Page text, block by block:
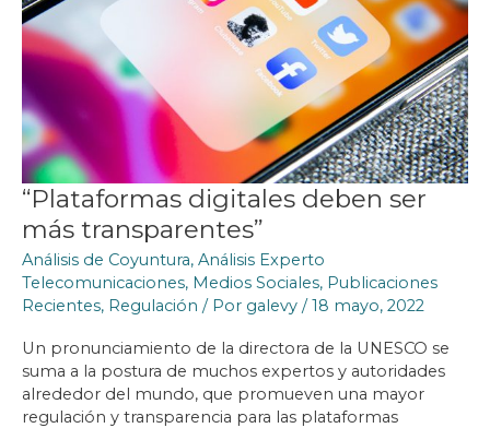
“Plataformas digitales deben ser
más transparentes”
Análisis de Coyuntura, Análisis Experto
Telecomunicaciones, Medios Sociales, Publicaciones
Recientes, Regulación / Por galevy /18 mayo, 2022
Un pronunciamiento de la directora de la UNESCO se
suma a la postura de muchos expertos y autoridades
alrededor del mundo, que promueven una mayor
regulación y transparencia para las plataformas